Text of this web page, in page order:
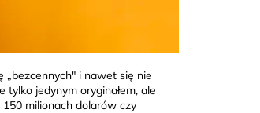
„bezcennych" i nawet się nie
jedynym oryginałem, ale
milionach dolarów czy